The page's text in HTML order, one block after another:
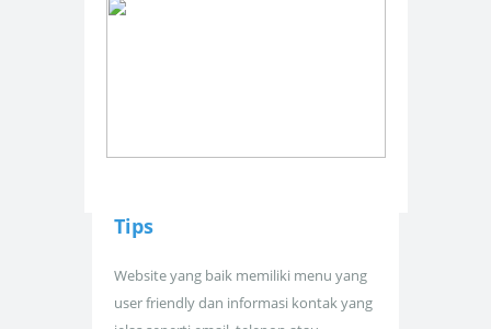
Tips
Website yang baik memiliki menu yang
user friendly dan informasi kontak yang